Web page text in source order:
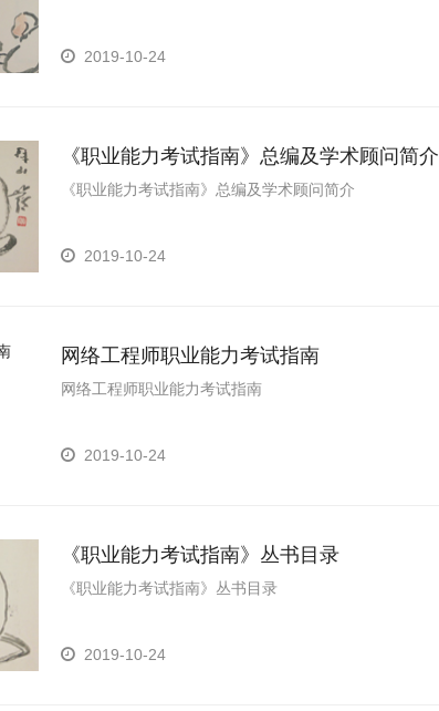
2019-10-24
《职业能力考试指南》总编及学术顾问简介
《职业能力考试指南》总编及学术顾问简介
2019-10-24
网络工程师职业能力考试指南
网络工程师职业能力考试指南
2019-10-24
《职业能力考试指南》丛书目录
《职业能力考试指南》丛书目录
2019-10-24